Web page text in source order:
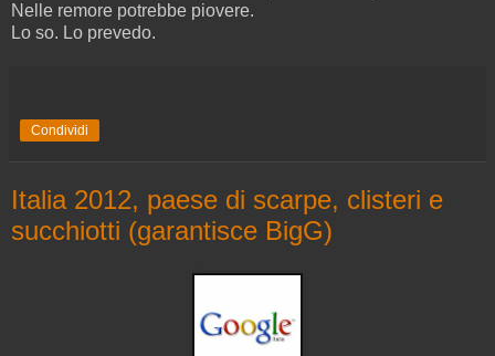
Nelle remore potrebbe piovere.
Lo so. Lo prevedo.
Condividi
Italia 2012, paese di scarpe, clisteri e
succhiotti (garantisce BigG)